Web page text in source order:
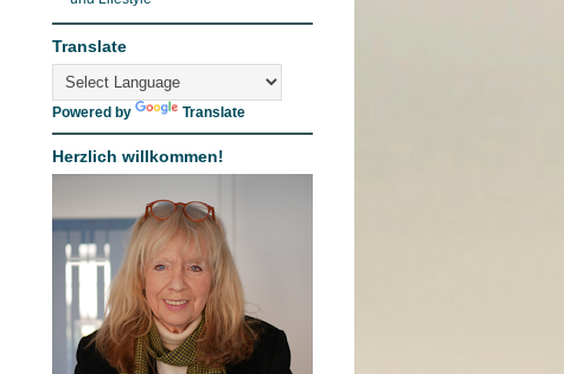
Translate
Powered by Translate
Herzlich willkommen!